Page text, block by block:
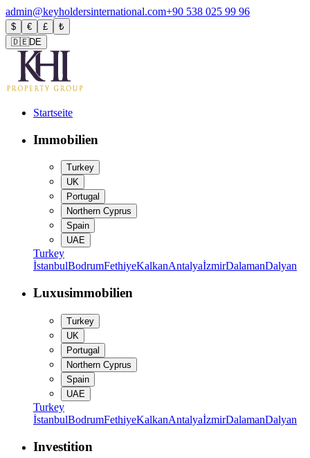
admin@keyholdersinternational.com+90 538 025 99 96
$ € £
₺
🇩🇪DE
Startseite
Immobilien
Turkey
UK
Portugal
Northern Cyprus
Spain
UAE
Turkey
İstanbulBodrumFethiyeKalkanAntalyaİzmirDalamanDalyan
Luxusimmobilien
Turkey
UK
Portugal
Northern Cyprus
Spain
UAE
Turkey
İstanbulBodrumFethiyeKalkanAntalyaİzmirDalamanDalyan
Investition